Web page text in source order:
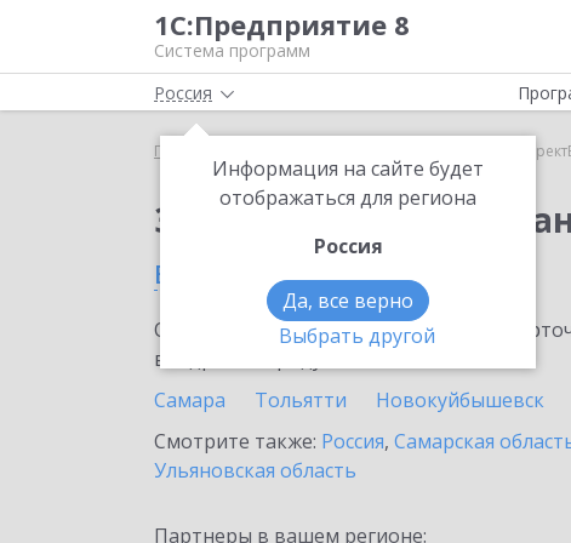
1С:Предприятие 8
Система программ
Россия
Информация на сайте будет
отображаться для региона
Россия
Да, все верно
Выбрать другой
Главная
Заказать
в Сызрани
Ознакомьтесь с информационными
внедрение продукта.
Самара
Тольятти Новокуйбышевск
Смотрите также: Россия, Самарская
Ульяновская область
Партнеры в вашем регионе: